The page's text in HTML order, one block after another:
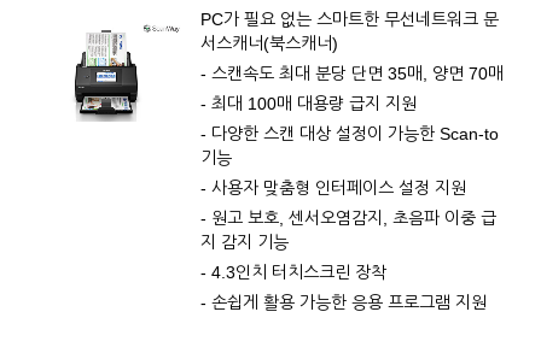
PC가 필요 없는 스마트한 무선네트워크 문
서스캐너(북스캐너)
- 스캔속도 최대 분당 단면 35매, 양면 70매
- 최대 100매 대용량 급지 지원
- 다양한 스캔 대상 설정이 가능한 Scan-to
기능
- 사용자 맞춤형 인터페이스 설정 지원
- 원고 보호, 센서오염감지, 초음파 이중 급
지 감지 기능
- 4.3인치 터치스크린 장착
- 손쉽게 활용 가능한 응용 프로그램 지원